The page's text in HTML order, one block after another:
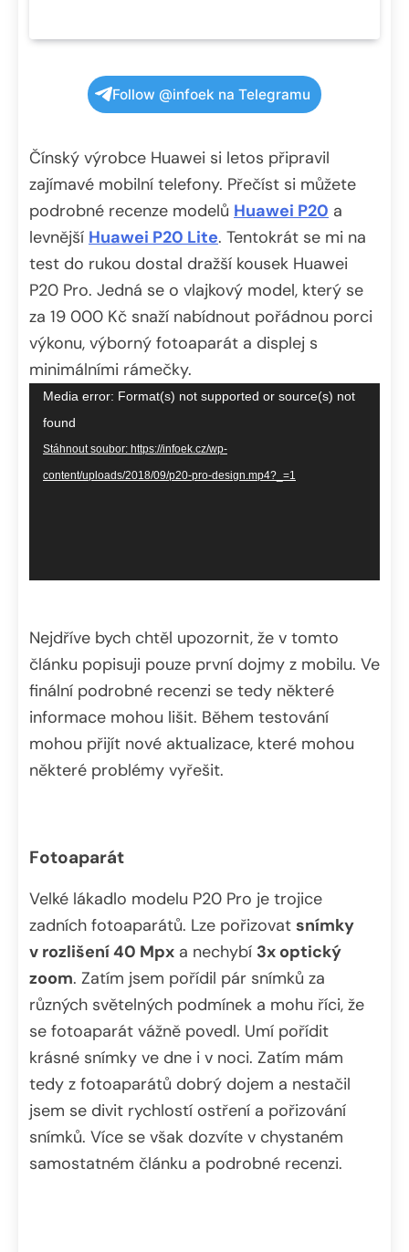
Follow @infoek na Telegramu
Čínský výrobce Huawei si letos připravil
zajímavé mobilní telefony. Přečíst si můžete
podrobné recenze modelů Huawei P20 a
levnější Huawei P20 Lite. Tentokrát se mi na
test do rukou dostal dražší kousek Huawei
P20 Pro. Jedná se o vlajkový model, který se
za 19 000 Kč snaží nabídnout pořádnou porci
výkonu, výborný fotoaparát a displej s
minimálními rámečky.
Video
přehrávač
Media error: Format(s) not supported or source(s) not
found
Stáhnout soubor: https://infoek.cz/wp-
content/uploads/2018/09/p20-pro-design.mp4?_=1
Nejdříve bych chtěl upozornit, že v tomto
článku popisuji pouze první dojmy z mobilu. Ve
finální podrobné recenzi se tedy některé
informace mohou lišit. Během testování
mohou přijít nové aktualizace, které mohou
některé problémy vyřešit.
Fotoaparát
Velké lákadlo modelu P20 Pro je trojice
zadních fotoaparátů. Lze pořizovat snímky
v rozlišení 40 Mpx a nechybí 3x optický
zoom. Zatím jsem pořídil pár snímků za
různých světelných podmínek a mohu říci, že
se fotoaparát vážně povedl. Umí pořídit
krásné snímky ve dne i v noci. Zatím mám
tedy z fotoaparátů dobrý dojem a nestačil
jsem se divit rychlostí ostření a pořizování
snímků. Více se však dozvíte v chystaném
samostatném článku a podrobné recenzi.